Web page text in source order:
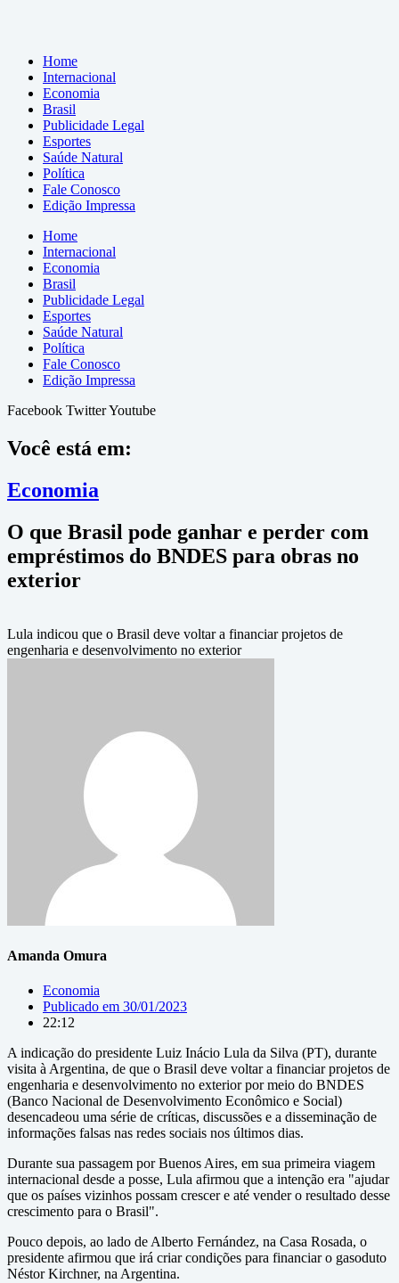
Home
Internacional
Economia
Brasil
Publicidade Legal
Esportes
Saúde Natural
Política
Fale Conosco
Edição Impressa
Home
Internacional
Economia
Brasil
Publicidade Legal
Esportes
Saúde Natural
Política
Fale Conosco
Edição Impressa
Facebook TwitterYoutube
Você está em:
Economia
O que Brasil pode ganhar e perder com
empréstimos do BNDES para obras no
exterior
Lula indicou que o Brasil deve voltar a financiar projetos de
engenharia e desenvolvimento no exterior
Amanda Omura
Economia
Publicado em 30/01/2023
22:12
A indicação do presidente Luiz Inácio Lula da Silva (PT), durante
visita à Argentina, de que o Brasil deve voltar a financiar projetos de
engenharia e desenvolvimento no exterior por meio do BNDES
(Banco Nacional de Desenvolvimento Econômico e Social)
desencadeou uma série de críticas, discussões e a disseminação de
informações falsas nas redes sociais nos últimos dias.
Durante sua passagem por Buenos Aires, em sua primeira viagem
internacional desde a posse, Lula afirmou que a intenção era "ajudar
que os países vizinhos possam crescer e até vender o resultado desse
crescimento para o Brasil".
Pouco depois, ao lado de Alberto Fernández, na Casa Rosada, o
presidente afirmou que irá criar condições para financiar o gasoduto
Néstor Kirchner, na Argentina.